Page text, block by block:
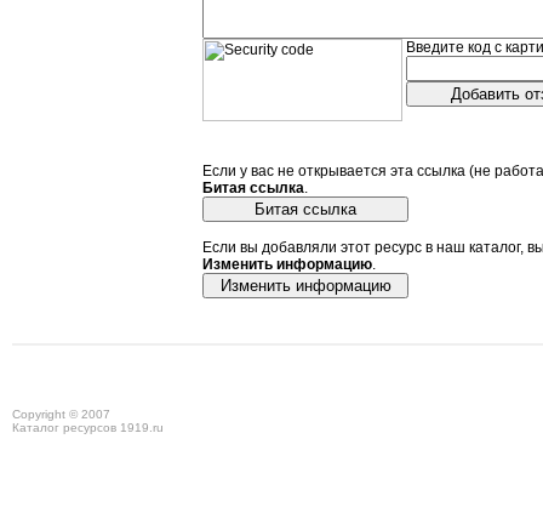
Введите код с
Если у вас не открывается эта ссылка (не
Битая ссылка.
Если вы добавляли этот ресурс в наш каталог,
Изменить информацию.
Copyright © 2007
Каталог ресурсов 1919.ru